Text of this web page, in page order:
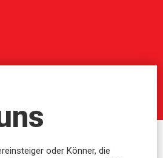
oder Könner, die